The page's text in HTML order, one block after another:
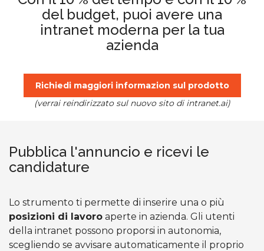
del budget, puoi avere una
intranet moderna per la tua
azienda
Richiedi maggiori informazion sul prodotto
(verrai reindirizzato sul nuovo sito di intranet.ai)
Pubblica l'annuncio e ricevi le
candidature
Lo strumento ti permette di inserire una o più
posizioni di lavoro aperte in azienda. Gli utenti
della intranet possono proporsi in autonomia,
scegliendo se avvisare automaticamente il proprio